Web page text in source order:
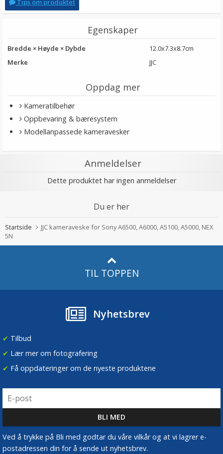
Tips om produktet
Egenskaper
Bredde × Høyde × Dybde
12.0x7.3x8.7cm
Merke
JJC
Oppdag mer
Kameratilbehør
Oppbevaring & bæresystem
Modellanpassede kameravesker
Anmeldelser
Dette produktet har ingen anmeldelser
Du er her
Startside
JJC kameraveske for Sony A6500, A6000, A5100, A5000, NEX
5N
TIL TOPPEN
Nyhetsbrev
✔ Tilbud
✔ Lær mer om fotografering
✔ Få oppdateringer om de nyeste produktene
Ved å trykke på Bli med godtar du våre vilkår og at vi lagrer e-
postadressen din for å sende ut nyhetsbrev.